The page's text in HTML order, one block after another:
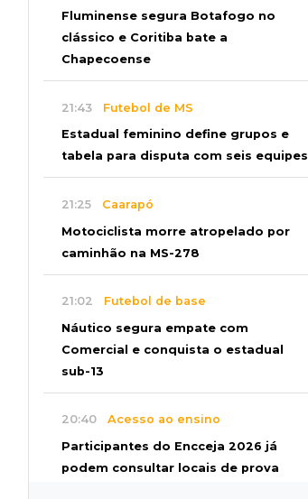
Fluminense segura Botafogo no
clássico e Coritiba bate a
Chapecoense
21:43 Futebol de MS
Estadual feminino define grupos e
tabela para disputa com seis equipes
21:25 Caarapó
Motociclista morre atropelado por
caminhão na MS-278
21:02 Futebol de base
Náutico segura empate com
Comercial e conquista o estadual
sub-13
20:40 Acesso ao ensino
Participantes do Encceja 2026 já
podem consultar locais de prova